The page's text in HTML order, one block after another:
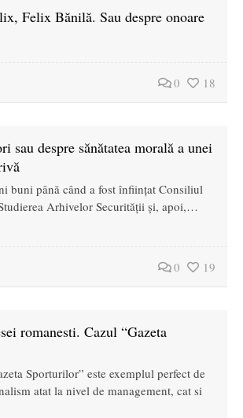
Felix Bănilă. Sau despre onoare
0 18
sau despre sănătatea morală a unei
buni până când a fost înființat Consiliul
Arhivelor Securității și, apoi,…
0 19
romanesti. Cazul “Gazeta
Sporturilor” este exemplul perfect de
atat la nivel de management, cat si